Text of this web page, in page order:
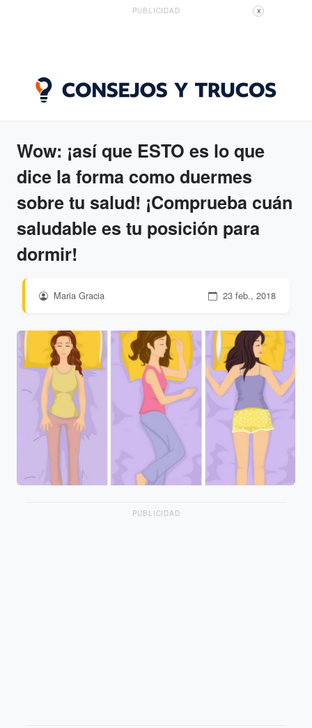
PUBLICIDAD X
Wow: ¡así que ESTO es lo que
dice la forma como duermes
sobre tu salud! ¡Comprueba cuán
saludable es tu posición para
dormir!
Maria Gracia 23 feb., 2018
PUBLICIDAD